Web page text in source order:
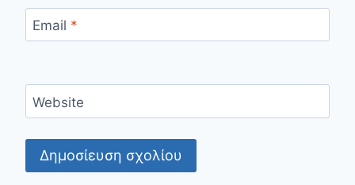
Email *
Website